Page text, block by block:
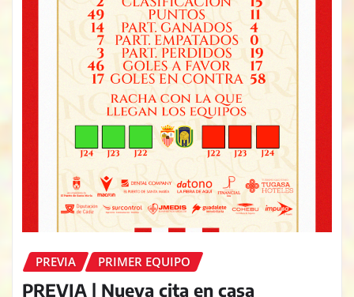
PREVIA PRIMER EQUIPO
PREVIA | Nueva cita en casa